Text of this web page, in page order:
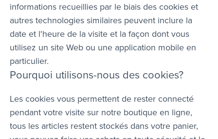
informations recueillies par le biais des cookies et
autres technologies similaires peuvent inclure la
date et l'heure de la visite et la façon dont vous
utilisez un site Web ou une application mobile en
particulier.
Pourquoi utilisons-nous des cookies?
Les cookies vous permettent de rester connecté
pendant votre visite sur notre boutique en ligne,
tous les articles restent stockés dans votre panier,